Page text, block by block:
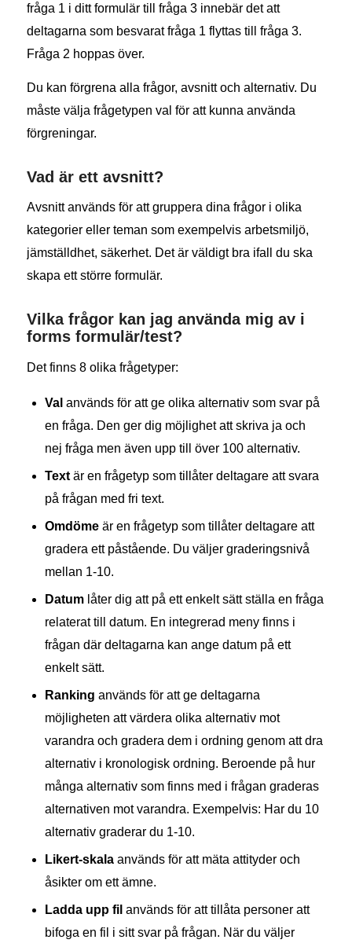
fråga 1 i ditt formulär till fråga 3 innebär det att
deltagarna som besvarat fråga 1 flyttas till fråga 3.
Fråga 2 hoppas över.
Du kan förgrena alla frågor, avsnitt och alternativ. Du
måste välja frågetypen val för att kunna använda
förgreningar.
Vad är ett avsnitt?
Avsnitt används för att gruppera dina frågor i olika
kategorier eller teman som exempelvis arbetsmiljö,
jämställdhet, säkerhet. Det är väldigt bra ifall du ska
skapa ett större formulär.
Vilka frågor kan jag använda mig av i
forms formulär/test?
Det finns 8 olika frågetyper:
Val används för att ge olika alternativ som svar på
en fråga. Den ger dig möjlighet att skriva ja och
nej fråga men även upp till över 100 alternativ.
Textär en frågetyp som tillåter deltagare att svara
på frågan med fri text.
Omdömeär en frågetyp som tillåter deltagare att
gradera ett påstående. Du väljer graderingsnivå
mellan 1-10.
Datumlåter dig att på ett enkelt sätt ställa en fråga
relaterat till datum. En integrerad meny finns i
frågan där deltagarna kan ange datum på ett
enkelt sätt.
Ranking används för att ge deltagarna
möjligheten att värdera olika alternativ mot
varandra och gradera dem i ordning genom att dra
alternativ i kronologisk ordning. Beroende på hur
många alternativ som finns med i frågan graderas
alternativen mot varandra. Exempelvis: Har du 10
alternativ graderar du 1-10.
Likert-skalaanvänds för att mäta attityder och
åsikter om ett ämne.
Ladda upp fil används för att tillåta personer att
bifoga en fil i sitt svar på frågan. När du väljer